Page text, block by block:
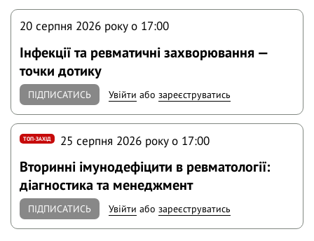
20 серпня 2026 року o 17:00
Інфекції та ревматичні захворювання —
точки дотику
ПІДПИСАТИСЬ Увійти абозареєструватись
ТОП-ЗАХІД 25 серпня 2026 року o 17:00
Вторинні імунодефіцити в ревматології:
діагностика та менеджмент
ПІДПИСАТИСЬ Увійти абозареєструватись